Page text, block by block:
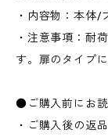
・内容物：本体/
・注意事項：耐
す。扉のタイプ
●ご購入前にお
・ご購入後の返